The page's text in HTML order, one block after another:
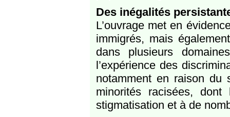
Des inégalités
L’ouvrage met en
immigrés, mais
dans plusieurs
l’expérience des
notamment en raison du
minorités racisées,
stigmatisation et à de